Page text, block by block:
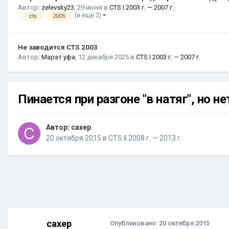
Автор: zelevsky23 29 июня в CTS I 2003 г. — 2007 г.
cts 2005 (и ещё 2)
Не заводится CTS 2003
Автор: Марат уфа 12 декабря 2025 в CTS I 2003 г. — 2007 г.
Пинается при разгоне "в натяг", но
Автор: caxep
20 октября 2015 в CTS II 2008 г. — 2013 г.
caxep Опубликовано: 20 октября 2015